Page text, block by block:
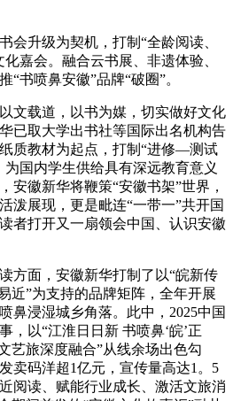
升级为契机，打制“全龄阅读、
嘉会。融合云书展、非遗体验、
“书喷鼻安徽”品牌“破圈”。
载道，以书为媒，切实做好文化
已取大学出书社等国际出名机构告
质教材为起点，打制“进修—测试
国内学生供给具有深远教育意义
安徽新华将鞭策“安徽书架”世界，
泼展现，更是毗连“一带一”共开国
者打开又一扇领会中国、认识安徽
面，安徽新华打制了以“皖新传
近”为支持的品牌矩阵，全年开展
鼻浸湿城乡角落。此中，2025中国
，以“江淮日日新 书喷鼻‘皖’正
艺旅深度融合”从线余场出色勾
卖码洋超1亿元，宣传量高达1。5
阅读、赋能行业成长、激活文旅消